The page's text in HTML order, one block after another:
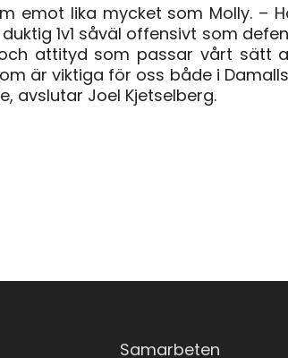
emot lika mycket som Molly. –
1v1 såväl offensivt som
attityd som passar vårt sätt
är viktiga för oss både i
avslutar Joel Kjetselberg.
Samarbeten